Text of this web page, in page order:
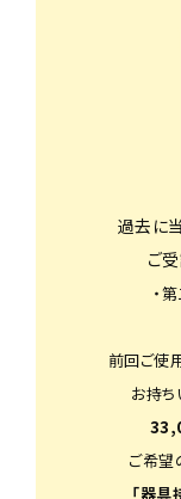
過去に
ご
・
前回ご使
お持
ご希望
「器具